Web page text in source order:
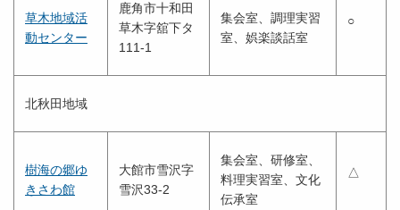
草木地域活
動センター
鹿角市十和田
草木字舘下タ
111-1
集会室、調理実習
室、娯楽談話室
○
北秋田地域
樹海の郷ゆ
きさわ館
大館市雪沢字
雪沢33-2
集会室、研修室、
料理実習室、文化
伝承室
△